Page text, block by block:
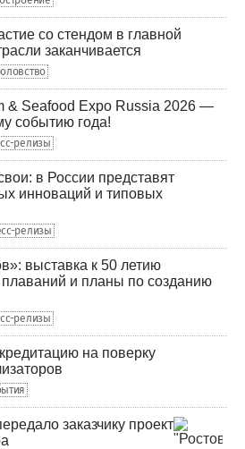
со стендом в главной
заканчивается
& Seafood Expo Russia 2026 —
событию года!
релизы
в России представят
инноваций и типовых
релизы
выставка к 50 летию
и планы по созданию
релизы
на поверку
заказчику проект